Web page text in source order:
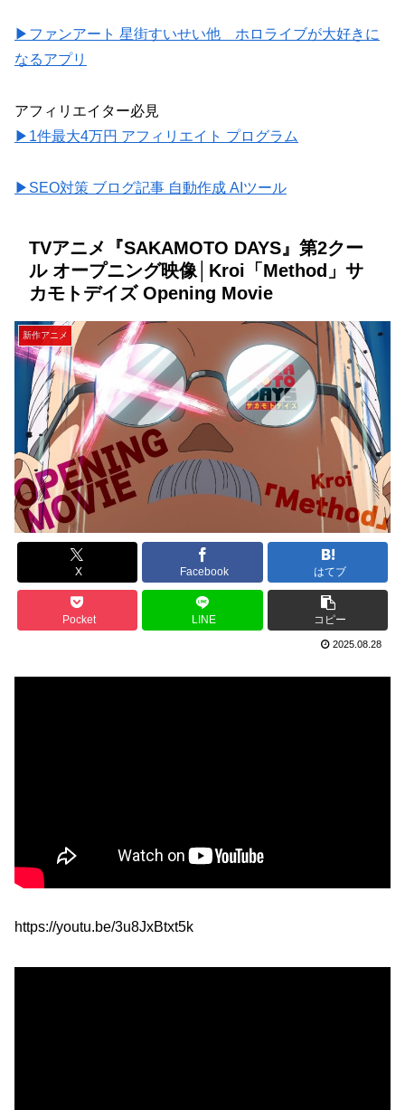
▶ファンアート 星街すいせい他 ホロライブが大好きに
なるアプリ
アフィリエイター必見
▶1件最大4万円 アフィリエイト プログラム
▶SEO対策 ブログ記事 自動作成 AIツール
TVアニメ『SAKAMOTO DAYS』第2クー
ル オープニング映像│Kroi「Method」サ
カモトデイズ Opening Movie
新作アニメ
X Facebook はてブ
Pocket LINE コピー
2025.08.28
https://youtu.be/3u8JxBtxt5k